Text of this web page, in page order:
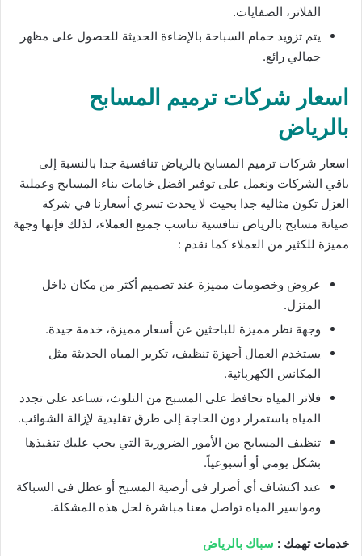
الفلاتر، الصفايات.
يتم تزويد حمام السباحة بالإضاءة الحديثة للحصول على مظهر
جمالي رائع.
اسعار شركات ترميم المسابح
بالرياض
اسعار شركات ترميم المسابح بالرياض تنافسية جدا بالنسبة إلى
باقي الشركات ونعمل على توفير افضل خامات بناء المسابح وعملية
العزل تكون مثالية جدا بحيث لا يحدث تسري أسعارنا في شركة
صيانة مسابح بالرياض تنافسية تناسب جميع العملاء، لذلك فإنها وجهة
مميزة للكثير من العملاء كما نقدم :
عروض وخصومات مميزة عند تصميم أكثر من مكان داخل
المنزل.
وجهة نظر مميزة للباحثين عن أسعار مميزة، خدمة جيدة.
يستخدم العمال أجهزة تنظيف، تكرير المياه الحديثة مثل
المكانس الكهربائية.
فلاتر المياه تحافظ على المسبح من التلوث، تساعد على تجدد
المياه باستمرار دون الحاجة إلى طرق تقليدية لإزالة الشوائب.
تنظيف المسابح من الأمور الضرورية التي يجب عليك تنفيذها
بشكل يومي أو أسبوعياً.
عند اكتشاف أي أضرار في أرضية المسبح أو عطل في السباكة
ومواسير المياه تواصل معنا مباشرة لحل هذه المشكلة.
خدمات تهمك : سباك بالرياض